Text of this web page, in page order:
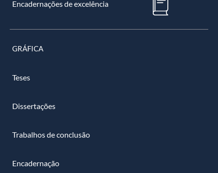
Encadernações de excelência
GRÁFICA
Teses
Dissertações
Trabalhos de conclusão
Encadernação